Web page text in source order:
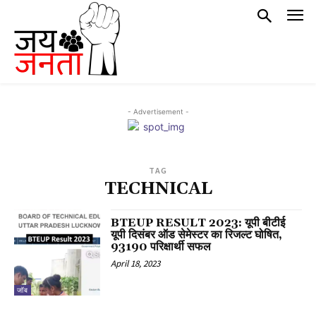
- Advertisement -
TAG
TECHNICAL
जॉब
BTEUP RESULT 2023: यूपी बीटीई
यूपी दिसंबर ऑड सेमेस्टर का रिजल्ट घोषित,
93190 परिक्षार्थी सफल
April 18, 2023